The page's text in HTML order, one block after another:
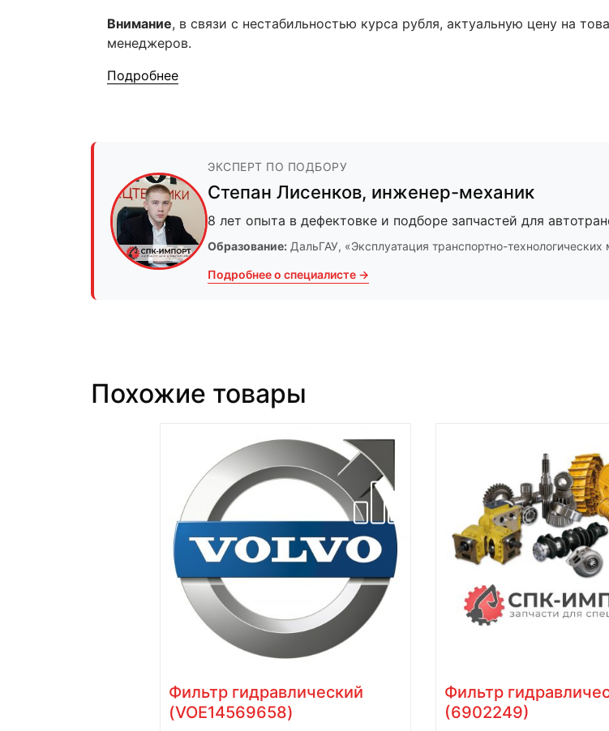
Внимание, в связи с нестабильностью курса рубля, актуальную цену на
менеджеров.
Подробнее
ЭКСПЕРТ ПО ПОДБОРУ
Степан Лисенков, инженер-механик
8 лет опыта в дефектовке и подборе запчастей для
Образование: ДальГАУ, «Эксплуатация транспортно-
Подробнее о специалисте →
Похожие товары
Фильтр гидравлический
(VOE14569658)
Фильтр
(6902249)